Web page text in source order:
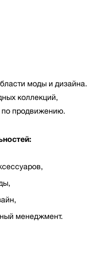
моды и дизайна.
коллекций,
продвижению.
менеджмент.